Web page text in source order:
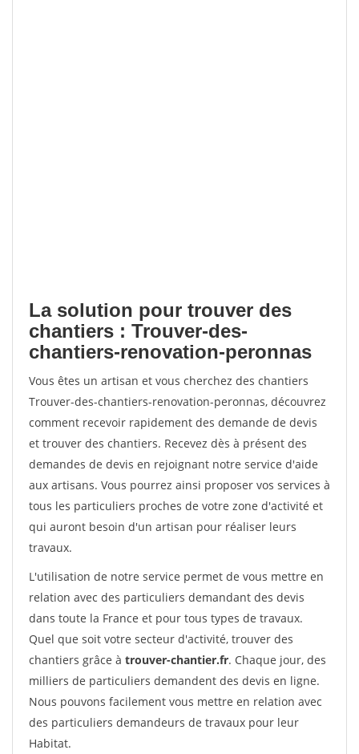
La solution pour trouver des
chantiers : Trouver-des-
chantiers-renovation-peronnas
Vous êtes un artisan et vous cherchez des chantiers
Trouver-des-chantiers-renovation-peronnas, découvrez
comment recevoir rapidement des demande de devis
et trouver des chantiers. Recevez dès à présent des
demandes de devis en rejoignant notre service d'aide
aux artisans. Vous pourrez ainsi proposer vos services à
tous les particuliers proches de votre zone d'activité et
qui auront besoin d'un artisan pour réaliser leurs
travaux.
L'utilisation de notre service permet de vous mettre en
relation avec des particuliers demandant des devis
dans toute la France et pour tous types de travaux.
Quel que soit votre secteur d'activité, trouver des
chantiers grâce à trouver-chantier.fr. Chaque jour, des
milliers de particuliers demandent des devis en ligne.
Nous pouvons facilement vous mettre en relation avec
des particuliers demandeurs de travaux pour leur
Habitat.